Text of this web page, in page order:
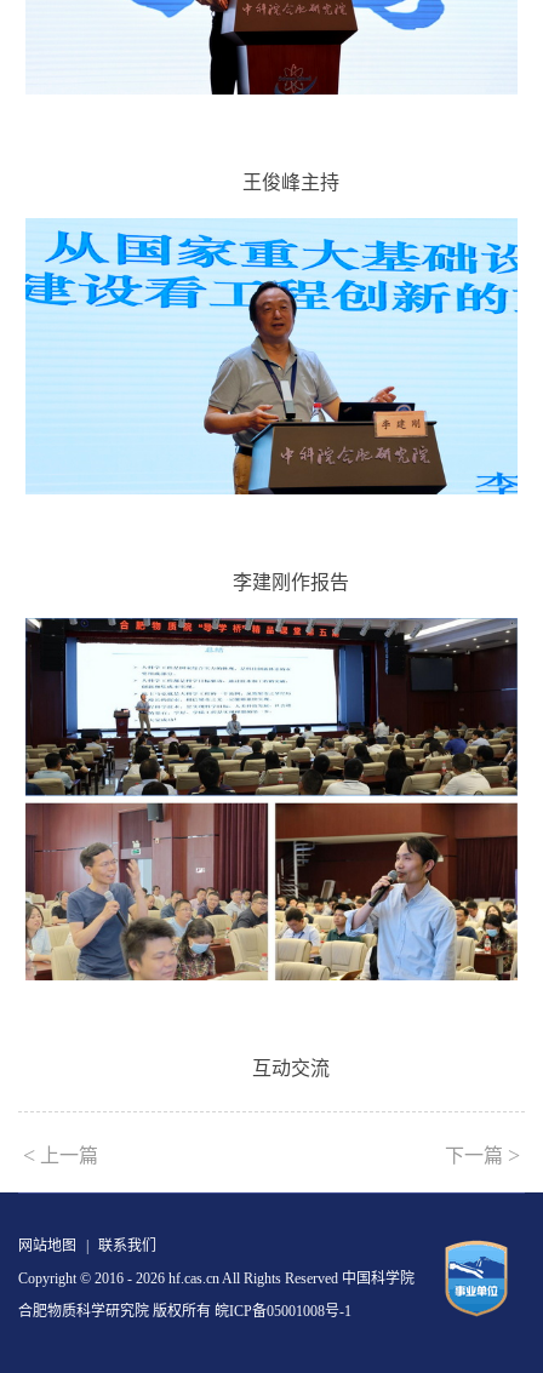
王俊峰主持
李建刚作报告
互动交流
< 上一篇 下一篇 >
网站地图
联系我们
Copyright © 2016 - 2026 hf.cas.cn All Rights Reserved 中国科学院
合肥物质科学研究院 版权所有 皖ICP备05001008号-1